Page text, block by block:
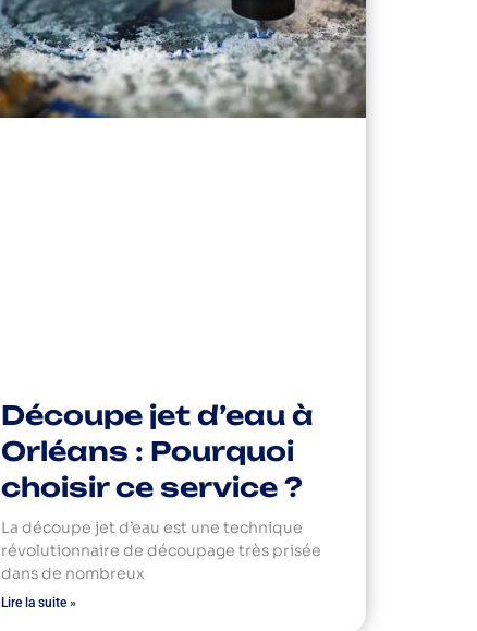
Découpe jet d’eau à
Orléans : Pourquoi
choisir ce service ?
La découpe jet d’eau est une technique
révolutionnaire de découpage très prisée
dans de nombreux
Lire la suite »